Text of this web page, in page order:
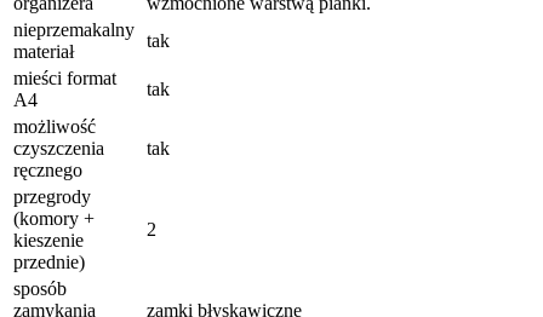
nieprzemakalny
materiał
tak
mieści format
A4
tak
możliwość
czyszczenia
ręcznego
tak
przegrody
(komory +
kieszenie
przednie)
2
sposób
zamykania
zamki błyskawiczne